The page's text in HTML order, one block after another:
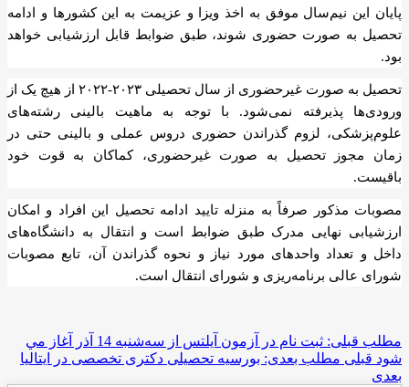
پایان این نیم‌سال موفق به اخذ ویزا و عزیمت به این کشورها و ادامه
تحصیل به صورت حضوری شوند، طبق ضوابط قابل ارزشیابی خواهد
بود.
تحصیل به صورت غیرحضوری از سال تحصیلی ۲۰۲۳-۲۰۲۲ از هیچ یک از
ورودی‌ها پذیرفته نمی‌شود. با توجه به ماهیت بالینی رشته‌های
علوم‌پزشکی، لزوم گذراندن حضوری دروس عملی و بالینی حتی در
زمان مجوز تحصیل به صورت غیرحضوری، کماکان به قوت خود
باقیست.
مصوبات مذکور صرفاً به منزله تایید ادامه تحصیل این افراد و امکان
ارزشیابی نهایی مدرک طبق ضوابط است و انتقال به دانشگاه‌های
داخل و تعداد واحدهای مورد نیاز و نحوه گذراندن آن، تابع مصوبات
شورای عالی برنامه‌ریزی و شورای انتقال است.
مطلب قبلی: ثبت نام در آزمون آیلتس از سه‌شنبه 14 آذر آغاز مي
شود قبلی مطلب بعدی: بورسیه تحصیلی دکتری تخصصی در ایتالیا
بعدی